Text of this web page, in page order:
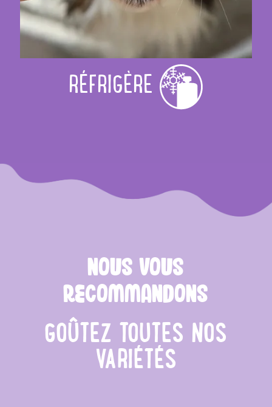
RÉFRIGÈRE
NOUS VOUS
RECOMMANDONS
GOÛTEZ TOUTES NOS
VARIÉTÉS